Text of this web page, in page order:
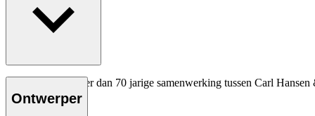
Ter ere van de meer dan 70 jarige samenwerking tussen Carl
kleuren.
Ontwerper